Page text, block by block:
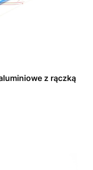
z rączką